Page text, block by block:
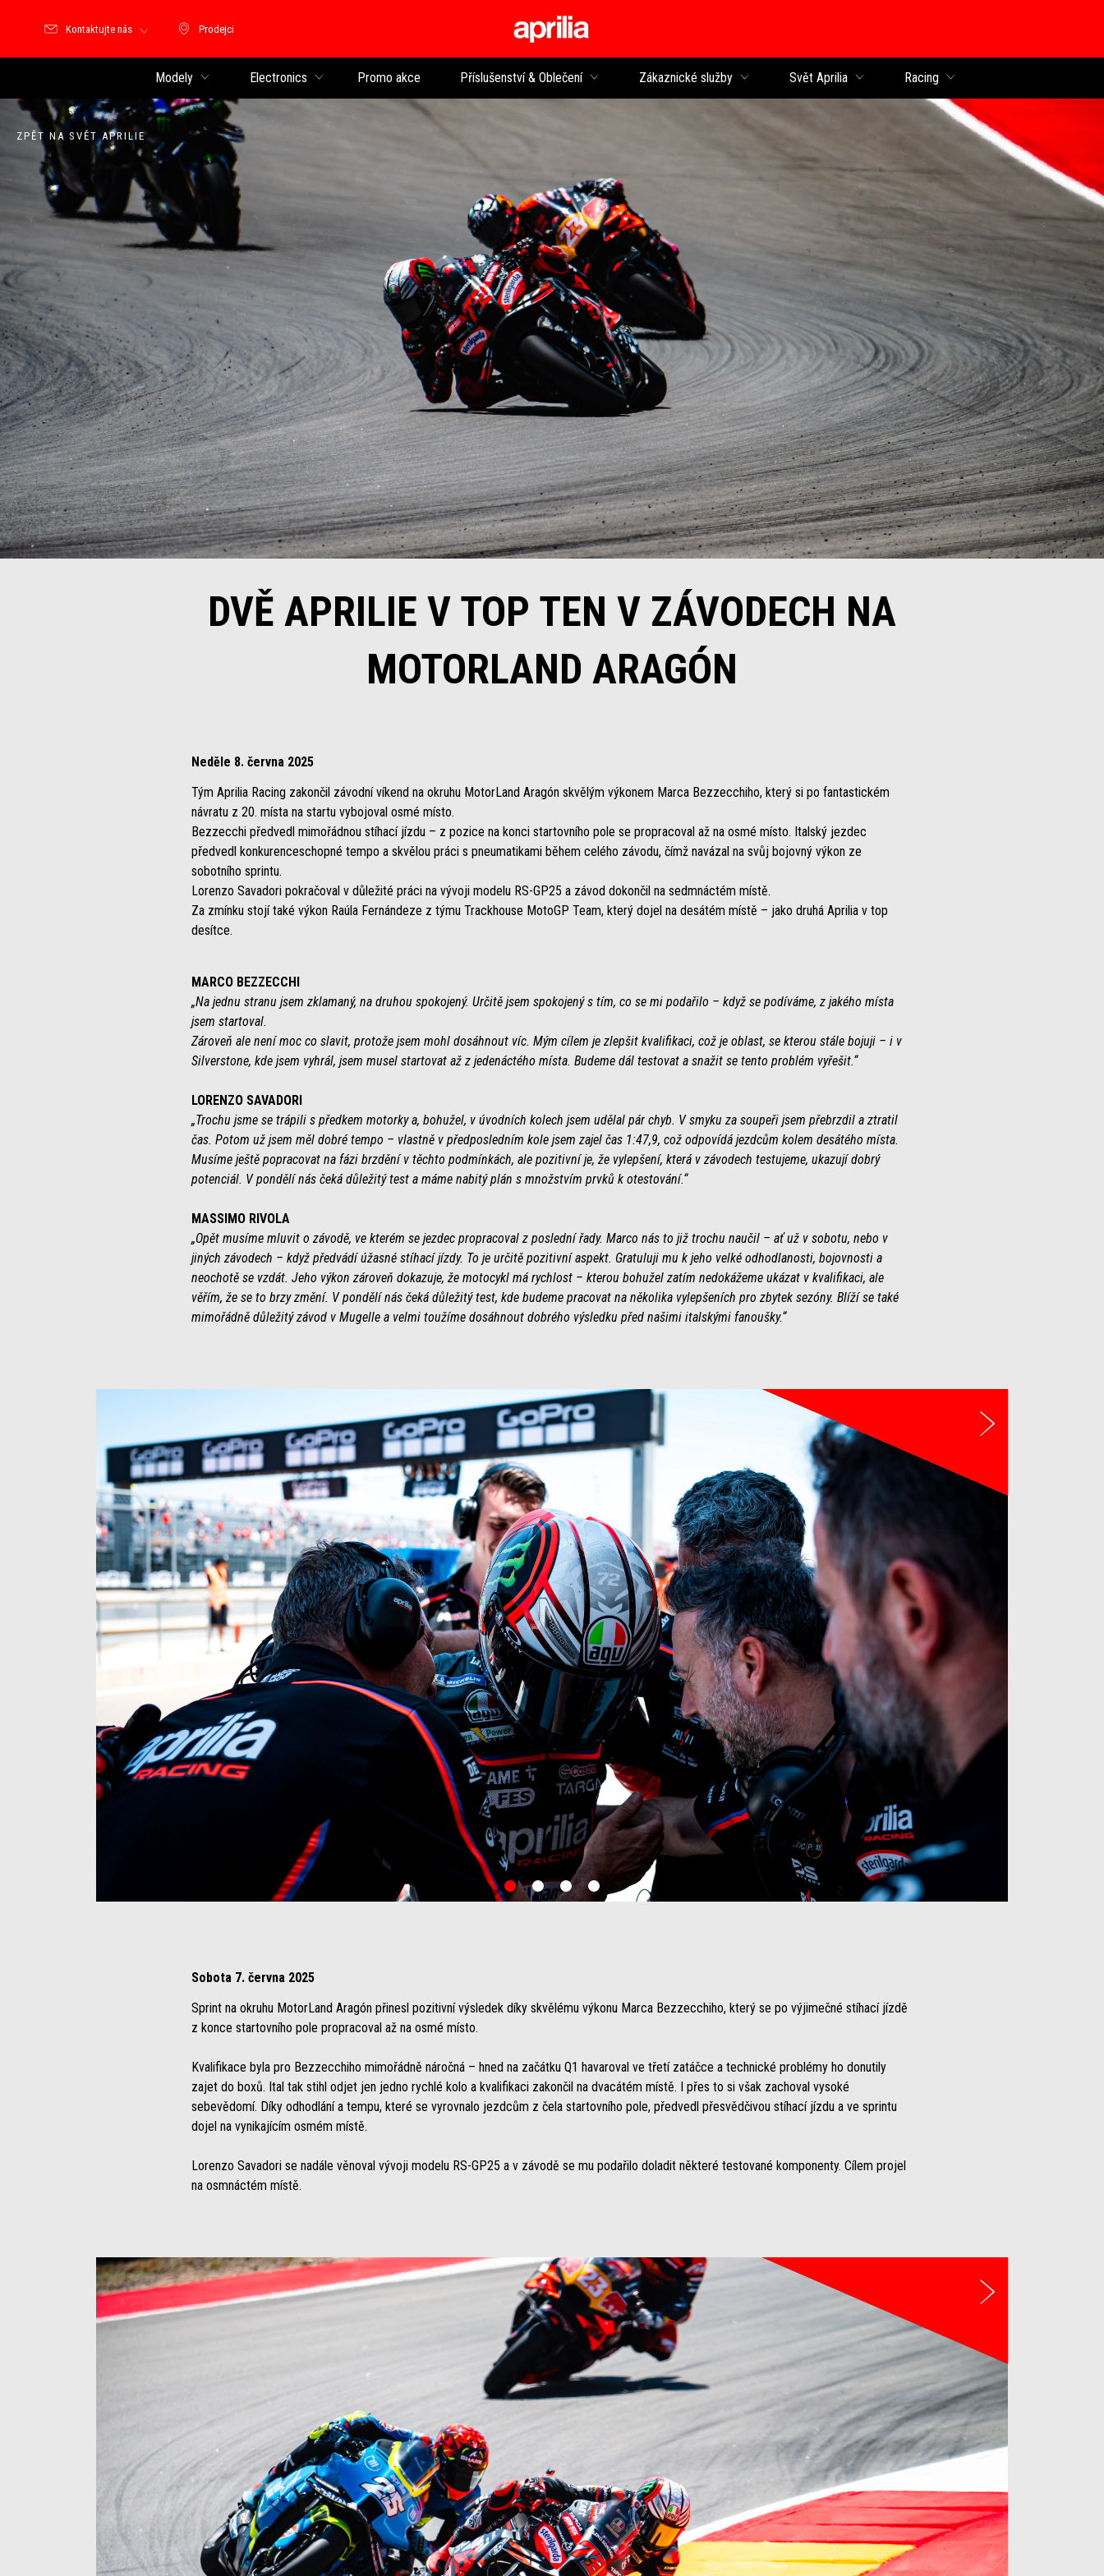
Prodejci
Prodejci
Kontaktujte nás
Modely Electronics Promo akce Příslušenství & Oblečení Zákaznické služby Svět Aprilia Racing
ZPĚT NA SVĚT APRILIE
DVĚ APRILIE V TOP TEN V ZÁVODECH NA
MOTORLAND ARAGÓN
Neděle 8. června 2025
Tým Aprilia Racing zakončil závodní víkend na okruhu MotorLand Aragón skvělým výkonem Marca Bezzecchiho, který si po fantastickém
návratu z 20. místa na startu vybojoval osmé místo.
Bezzecchi předvedl mimořádnou stíhací jízdu – z pozice na konci startovního pole se propracoval až na osmé místo. Italský jezdec
předvedl konkurenceschopné tempo a skvělou práci s pneumatikami během celého závodu, čímž navázal na svůj bojovný výkon ze
sobotního sprintu.
Lorenzo Savadori pokračoval v důležité práci na vývoji modelu RS-GP25 a závod dokončil na sedmnáctém místě.
Za zmínku stojí také výkon Raúla Fernándeze z týmu Trackhouse MotoGP Team, který dojel na desátém místě – jako druhá Aprilia v top
desítce.
MARCO BEZZECCHI
„Na jednu stranu jsem zklamaný, na druhou spokojený. Určitě jsem spokojený s tím, co se mi podařilo – když se podíváme, z jakého místa
jsem startoval.
Zároveň ale není moc co slavit, protože jsem mohl dosáhnout víc. Mým cílem je zlepšit kvalifikaci, což je oblast, se kterou stále bojuji – i v
Silverstone, kde jsem vyhrál, jsem musel startovat až z jedenáctého místa. Budeme dál testovat a snažit se tento problém vyřešit.“
LORENZO SAVADORI
„Trochu jsme se trápili s předkem motorky a, bohužel, v úvodních kolech jsem udělal pár chyb. V smyku za soupeři jsem přebrzdil a ztratil
čas. Potom už jsem měl dobré tempo – vlastně v předposledním kole jsem zajel čas 1:47,9, což odpovídá jezdcům kolem desátého místa.
Musíme ještě popracovat na fázi brzdění v těchto podmínkách, ale pozitivní je, že vylepšení, která v závodech testujeme, ukazují dobrý
potenciál. V pondělí nás čeká důležitý test a máme nabitý plán s množstvím prvků k otestování.“
MASSIMO RIVOLA
„Opět musíme mluvit o závodě, ve kterém se jezdec propracoval z poslední řady. Marco nás to již trochu naučil – ať už v sobotu, nebo v
jiných závodech – když předvádí úžasné stíhací jízdy. To je určitě pozitivní aspekt. Gratuluji mu k jeho velké odhodlanosti, bojovnosti a
neochotě se vzdát. Jeho výkon zároveň dokazuje, že motocykl má rychlost – kterou bohužel zatím nedokážeme ukázat v kvalifikaci, ale
věřím, že se to brzy změní. V pondělí nás čeká důležitý test, kde budeme pracovat na několika vylepšeních pro zbytek sezóny. Blíží se také
mimořádně důležitý závod v Mugelle a velmi toužíme dosáhnout dobrého výsledku před našimi italskými fanoušky.“
0
1
2
item
Další
Sobota 7. června 2025
Sprint na okruhu MotorLand Aragón přinesl pozitivní výsledek díky skvělému výkonu Marca Bezzecchiho, který se po výjimečné stíhací jízdě
z konce startovního pole propracoval až na osmé místo.
Kvalifikace byla pro Bezzecchiho mimořádně náročná – hned na začátku Q1 havaroval ve třetí zatáčce a technické problémy ho donutily
zajet do boxů. Ital tak stihl odjet jen jedno rychlé kolo a kvalifikaci zakončil na dvacátém místě. I přes to si však zachoval vysoké
sebevědomí. Díky odhodlání a tempu, které se vyrovnalo jezdcům z čela startovního pole, předvedl přesvědčivou stíhací jízdu a ve sprintu
dojel na vynikajícím osmém místě.
Lorenzo Savadori se nadále věnoval vývoji modelu RS-GP25 a v závodě se mu podařilo doladit některé testované komponenty. Cílem projel
na osmnáctém místě.
Další